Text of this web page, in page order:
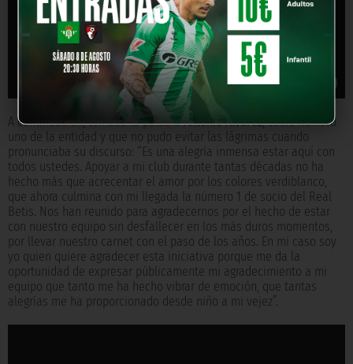
A continuación, tomaba la palabraAntonio Álvarez, socio número
uno de la entidad y que no pudo evitar las lágrimas cuando
pronunciaba su discurso: “Es una alegría inmensa estar aquí con
todos ustedes. Apoyar a mi club durante tantas décadas no ha
hecho más que acrecentar el amor por los colores verdiblanco,
que ahora culmina con mi llegada la número 1 de socio del Real
Betis. Nos han reunido para agradecernos por el hecho de estar
con nuestro equipo sin desfallecer en los más duros momentos,
por llevar nuestro carnet con el paso de los años. En mi caso soy
yo quien quiere agradecer esta iniciativa porque me da la
oportunidad de expresar públicamente mi agradecimiento a mi
equipo que tanto me ha hecho vibrar de emoción, que tantas
alegrías me ha proporcionado desde niño a mi vejez”.